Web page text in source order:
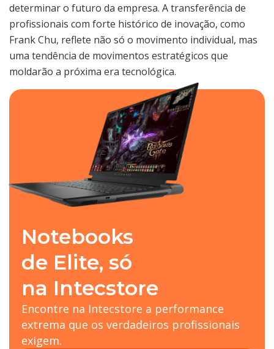
determinar o futuro da empresa. A transferência de
profissionais com forte histórico de inovação, como
Frank Chu, reflete não só o movimento individual, mas
uma tendência de movimentos estratégicos que
moldarão a próxima era tecnológica.
Notebooks
de Elite, só
na Intecstore
Encontre na Intecstore a performance
extrema que os verdadeiros profissionais
exigem.